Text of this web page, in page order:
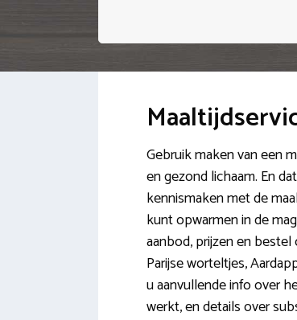
Gebruik maken van een
en gezond lichaam. En
kennismaken met de
kunt opwarmen in de
aanbod, prijzen en
Parijse worteltjes,
u aanvullende info over
werkt, en details over